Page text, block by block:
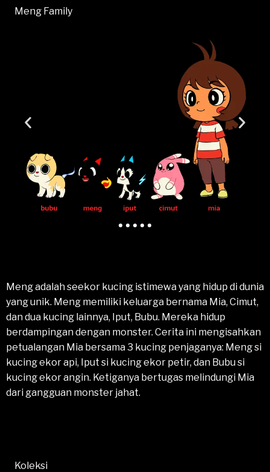
Meng Family
Meng adalah seekor kucing istimewa yang hidup di dunia
yang unik. Meng memiliki keluarga bernama Mia, Cimut,
dan dua kucing lainnya, Iput, Bubu. Mereka hidup
berdampingan dengan monster. Cerita ini mengisahkan
petualangan Mia bersama 3 kucing penjaganya: Meng si
kucing ekor api, Iput si kucing ekor petir, dan Bubu si
kucing ekor angin. Ketiganya bertugas melindungi Mia
dari gangguan monster jahat.
Koleksi